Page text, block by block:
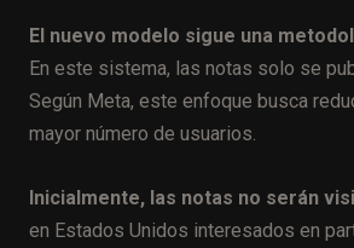
El nuevo modelo sigue una
En este sistema, las notas solo se
Según Meta, este enfoque busca
mayor número de usuarios.
Inicialmente, las notas no serán
en Estados Unidos interesados en